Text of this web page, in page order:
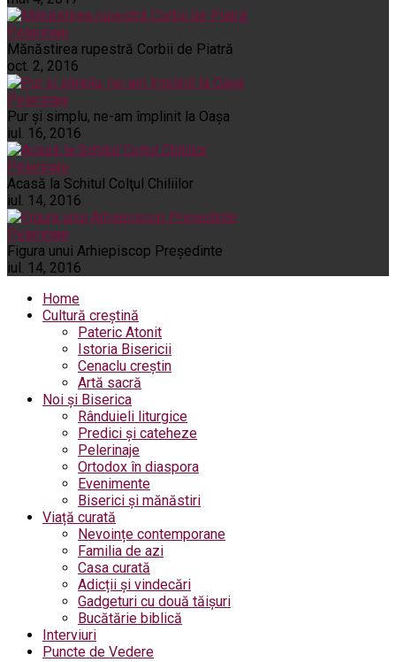
Pelerinaje
Mănăstirea rupestră Corbii de Piatră
oct. 2, 2016
Pelerinaje
Pur şi simplu, ne-am împlinit la Oaşa
iul. 16, 2016
Pelerinaje
Acasă la Schitul Colţul Chiliilor
iul. 14, 2016
Pelerinaje
Figura unui Arhiepiscop Preşedinte
iul. 14, 2016
Home
Cultură creștină
Pateric Atonit
Istoria Bisericii
Cenaclu creștin
Artă sacră
Noi și Biserica
Rânduieli liturgice
Predici și cateheze
Pelerinaje
Ortodox în diaspora
Evenimente
Biserici și mănăstiri
Viață curată
Nevoințe contemporane
Familia de azi
Casa curată
Adicții și vindecări
Gadgeturi cu două tăișuri
Bucătărie biblică
Interviuri
Puncte de Vedere